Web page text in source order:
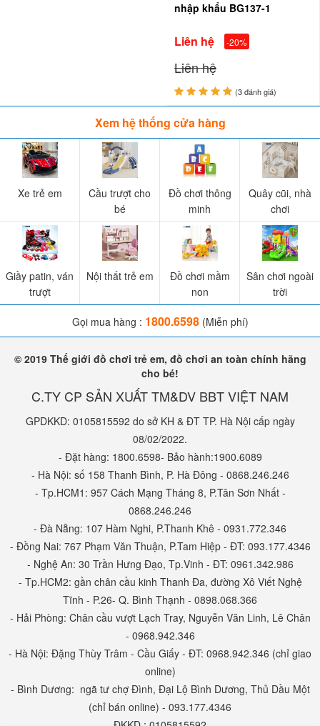
nhập khẩu BG137-1
Liên hệ -20%
Liên hệ
(3 đánh giá)
Xem hệ thống cửa hàng
Xe trẻ em
Cầu trượt cho
bé
Đồ chơi thông
minh
Quây cũi, nhà
chơi
Giầy patin, ván
trượt
Nội thất trẻ em
Đồ chơi mầm
non
Sân chơi ngoài
trời
Gọi mua hàng : 1800.6598(Miễn phí)
© 2019 Thế giới đồ chơi trẻ em, đồ chơi an toàn chính hãng
cho bé!
C.TY CP SẢN XUẤT TM&DV BBT VIỆT NAM
GPDKKD: 0105815592 do sở KH & ĐT TP. Hà Nội cấp ngày
08/02/2022.
- Đặt hàng: 1800.6598- Bảo hành:1900.6089
- Hà Nội: số 158 Thanh Bình, P. Hà Đông - 0868.246.246
- Tp.HCM1: 957 Cách Mạng Tháng 8, P.Tân Sơn Nhất -
0868.246.246
- Đà Nẵng: 107 Hàm Nghi, P.Thanh Khê - 0931.772.346
- Đồng Nai: 767 Phạm Văn Thuận, P.Tam Hiệp - ĐT: 093.177.4346
- Nghệ An: 30 Trần Hưng Đạo, Tp.Vinh - ĐT: 0961.342.986
- Tp.HCM2: gần chân cầu kinh Thanh Đa, đường Xô Viết Nghệ
Tĩnh - P.26- Q. Bình Thạnh - 0898.068.366
- Hải Phòng: Chân cầu vượt Lạch Tray, Nguyễn Văn Linh, Lê Chân
- 0968.942.346
- Hà Nội: Đặng Thùy Trâm - Cầu Giấy - ĐT: 0968.942.346 (chỉ giao
online)
- Bình Dương: ngã tư chợ Đình, Đại Lộ Bình Dương, Thủ Dầu Một
(chỉ bán online) - 093.177.4346